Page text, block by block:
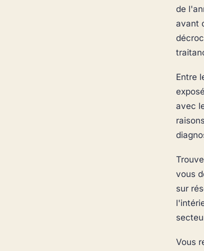
de
avant
Entre
avec
vous
sur
Vous